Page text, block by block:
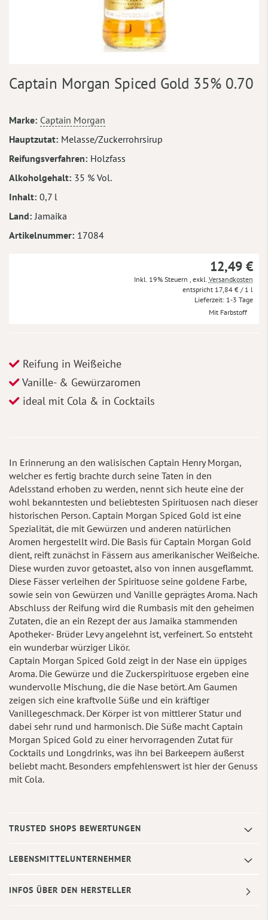
Anfang
springen
Captain Morgan Spiced Gold 35% 0.70
Mehr
Informationen
Marke Captain Morgan
Hauptzutat Melasse/Zuckerrohrsirup
Reifungsverfahren Holzfass
Alkoholgehalt 35 % Vol.
Inhalt 0,7 l
Land Jamaika
Artikelnummer 17084
12,49 €
Inkl. 19% Steuern exkl. Versandkosten
17,84 € / 1 l
Lieferzeit 1-3 Tage
Mit Farbstoff
Reifung in Weißeiche
Vanille- & Gewürzaromen
ideal mit Cola & in Cocktails
In Erinnerung an den walisischen Captain Henry Morgan,
welcher es fertig brachte durch seine Taten in den
Adelsstand erhoben zu werden, nennt sich heute eine der
wohl bekanntesten und beliebtesten Spirituosen nach dieser
historischen Person. Captain Morgan Spiced Gold ist eine
Spezialität, die mit Gewürzen und anderen natürlichen
Aromen hergestellt wird. Die Basis für Captain Morgan Gold
dient, reift zunächst in Fässern aus amerikanischer Weißeiche.
Diese wurden zuvor getoastet, also von innen ausgeflammt.
Diese Fässer verleihen der Spirituose seine goldene Farbe,
sowie sein von Gewürzen und Vanille geprägtes Aroma. Nach
Abschluss der Reifung wird die Rumbasis mit den geheimen
Zutaten, die an ein Rezept der aus Jamaika stammenden
Apotheker- Brüder Levy angelehnt ist, verfeinert. So entsteht
ein wunderbar würziger Likör.
Captain Morgan Spiced Gold zeigt in der Nase ein üppiges
Aroma. Die Gewürze und die Zuckerspirituose ergeben eine
wundervolle Mischung, die die Nase betört. Am Gaumen
zeigen sich eine kraftvolle Süße und ein kräftiger
Vanillegeschmack. Der Körper ist von mittlerer Statur und
dabei sehr rund und harmonisch. Die Süße macht Captain
Morgan Spiced Gold zu einer hervorragenden Zutat für
Cocktails und Longdrinks, was ihn bei Barkeepern äußerst
beliebt macht. Besonders empfehlenswert ist hier der Genuss
mit Cola.
TRUSTED SHOPS BEWERTUNGEN
LEBENSMITTELUNTERNEHMER
INFOS ÜBER DEN HERSTELLER